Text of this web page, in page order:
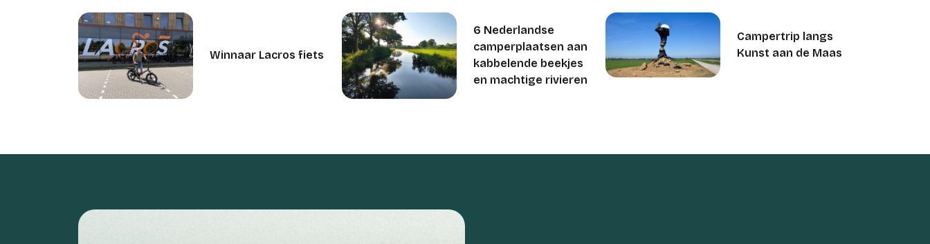
Winnaar Lacros fiets
6 Nederlandse
camperplaatsen aan
kabbelende beekjes
en machtige rivieren
Campertrip langs
Kunst aan de Maas